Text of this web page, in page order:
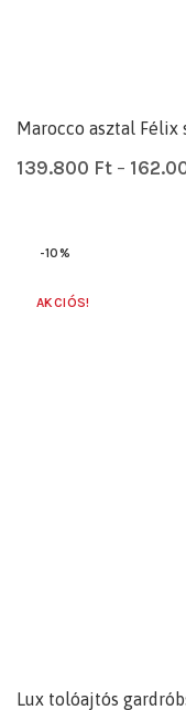
Marocco asztal
139.800 Ft –
-10%
AKCIÓS!
Lux tolóajtós